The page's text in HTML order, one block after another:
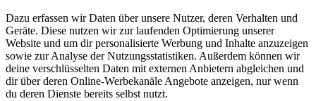
Dazu erfassen wir Daten über unsere Nutzer, deren Verhalten und
Geräte. Diese nutzen wir zur laufenden Optimierung unserer
Website und um dir personalisierte Werbung und Inhalte anzuzeigen
sowie zur Analyse der Nutzungsstatistiken. Außerdem können wir
deine verschlüsselten Daten mit externen Anbietern abgleichen und
dir über deren Online-Werbekanäle Angebote anzeigen, nur wenn
du deren Dienste bereits selbst nutzt.